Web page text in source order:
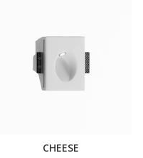
CHEESE